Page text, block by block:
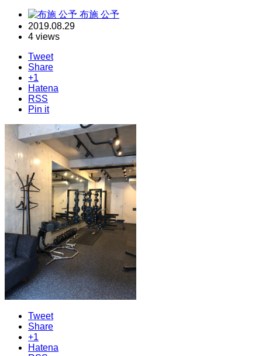
布施 公予
2019.08.29
4 views
Tweet
Share
+1
Hatena
RSS
Pin it
Tweet
Share
+1
Hatena